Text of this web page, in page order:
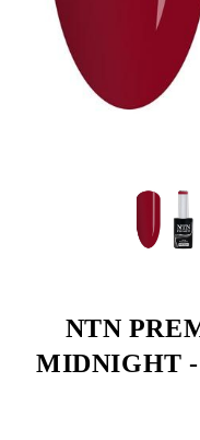
NTN
MIDNIGHT